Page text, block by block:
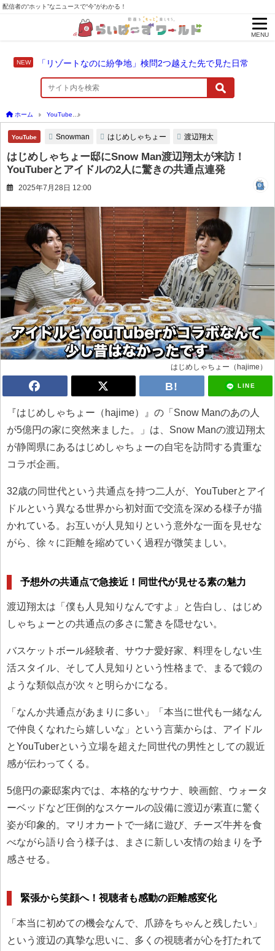
配信者の“ホット”なニュースで“今”がわかる！
MENU
「リゾートなのに紛争地」検問2つ越えた先で見た日常
ホーム YouTube
YouTube Snowman はじめしゃちょー 渡辺翔太
はじめしゃちょー邸にSnow Man渡辺翔太が来訪！
YouTuberとアイドルの2人に驚きの共通点連発
2025年7月28日 12:00
はじめしゃちょー（hajime）
LINE
『はじめしゃちょー（hajime）』の「Snow Manのあの人
が5億円の家に突然来ました。」は、Snow Manの渡辺翔太
が静岡県にあるはじめしゃちょーの自宅を訪問する貴重な
コラボ企画。
32歳の同世代という共通点を持つ二人が、YouTuberとアイ
ドルという異なる世界から初対面で交流を深める様子が描
かれている。お互いが人見知りという意外な一面を見せな
がら、徐々に距離を縮めていく過程が微笑ましい。
予想外の共通点で急接近！同世代が見せる素の魅力
渡辺翔太は「僕も人見知りなんですよ」と告白し、はじめ
しゃちょーとの共通点の多さに驚きを隠せない。
バスケットボール経験者、サウナ愛好家、料理をしない生
活スタイル、そして人見知りという性格まで、まるで鏡の
ような類似点が次々と明らかになる。
「なんか共通点があまりに多い」「本当に世代も一緒なん
で仲良くなれたら嬉しいな」という言葉からは、アイドル
とYouTuberという立場を超えた同世代の男性としての親近
感が伝わってくる。
5億円の豪邸案内では、本格的なサウナ、映画館、ウォータ
ーベッドなど圧倒的なスケールの設備に渡辺が素直に驚く
姿が印象的。マリオカートで一緒に遊び、チーズ牛丼を食
べながら語り合う様子は、まさに新しい友情の始まりを予
感させる。
緊張から笑顔へ！視聴者も感動の距離感変化
「本当に初めての機会なんで、爪跡をちゃんと残したい」
という渡辺の真摯な思いに、多くの視聴者が心を打たれて